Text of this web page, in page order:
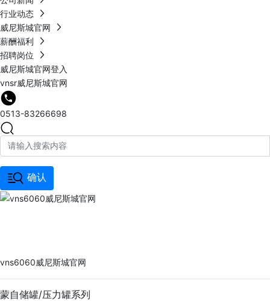
行业动态
威尼斯城官网
薪酬福利
招聘岗位
威尼斯城官网登入
vnsr威尼斯城官网
0513-83266698
确认
vns6060威尼斯城官网
蒙自储罐/压力罐系列